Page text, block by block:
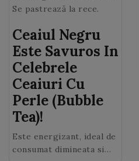
cu 10 litri de apa.
Se pastrează la rece.
Ceaiul Negru
Este Savuros In
Celebrele
Ceaiuri Cu
Perle (Bubble
Tea)!
Este energizant, ideal de
consumat dimineata si